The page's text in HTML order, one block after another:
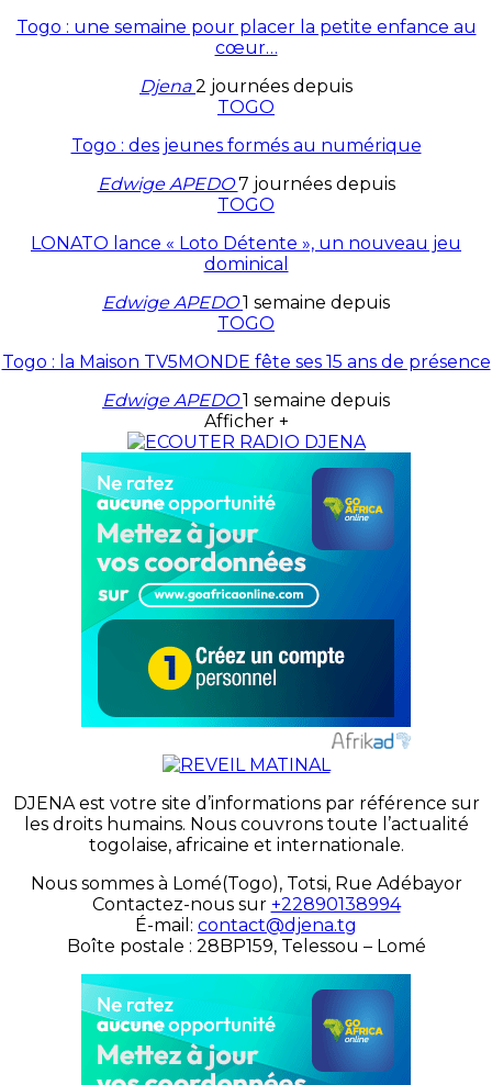
Togo : une semaine pour placer la petite enfance au
cœur…
Djena2 journées depuis
TOGO
Togo : des jeunes formés au numérique
Edwige APEDO7 journées depuis
TOGO
LONATO lance « Loto Détente », un nouveau jeu
dominical
Edwige APEDO1 semaine depuis
TOGO
Togo : la Maison TV5MONDE fête ses 15 ans de présence
Edwige APEDO1 semaine depuis
Afficher +
DJENA est votre site d’informations par référence sur
les droits humains. Nous couvrons toute l’actualité
togolaise, africaine et internationale.
Nous sommes à Lomé(Togo), Totsi, Rue Adébayor
Contactez-nous sur +22890138994
É-mail: contact@djena.tg
Boîte postale : 28BP159, Telessou – Lomé